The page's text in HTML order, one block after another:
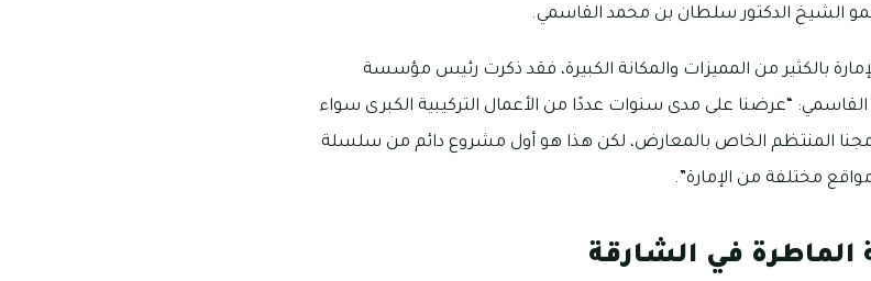
الشيخ الدكتور سلطان بن محمد القاسمي.
بالكثير من المميزات والمكانة الكبيرة، فقد ذكرت رئيس مؤسسة
“عرضنا على مدى سنوات عددًا من الأعمال التركيبية الكبرى سواء
المنتظم الخاص بالمعارض، لكن هذا هو أول مشروع دائم من سلسلة
مختلفة من الإمارة”.
في الشارقة